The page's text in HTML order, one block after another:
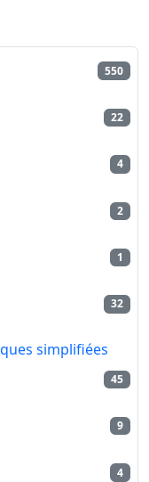
550
22
4
2
1
32
simplifiées
45
9
4